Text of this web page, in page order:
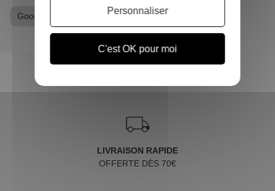
Goodies Marvel
LIVRAISON RAPIDE
OFFERTE DÈS 70€
C'est OK pour moi
Personnaliser